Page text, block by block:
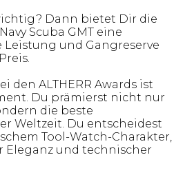
Dann bietet Dir die
Scuba GMT eine
und Gangreserve
den ALTHERR Awards ist
Du prämierst nicht nur
die beste
Weltzeit. Du entscheidest
Tool-Watch-Charakter,
Eleganz und technischer